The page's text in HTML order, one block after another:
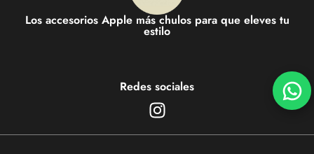
Los accesorios Apple más chulos para que eleves tu
estilo
Redes sociales